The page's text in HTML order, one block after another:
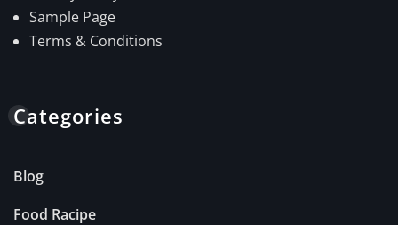
Sample Page
Terms & Conditions
Categories
Blog
Food Racipe